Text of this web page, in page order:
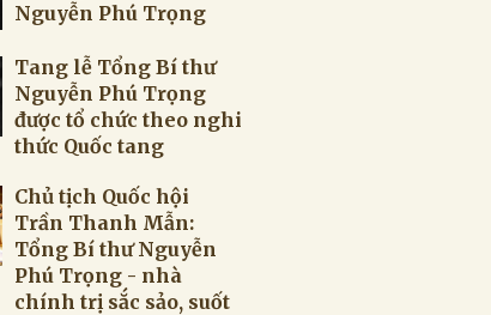
Nguyễn Phú Trọng
Tang lễ Tổng Bí thư
Nguyễn Phú Trọng
được tổ chức theo nghi
thức Quốc tang
Chủ tịch Quốc hội
Trần Thanh Mẫn:
Tổng Bí thư Nguyễn
Phú Trọng - nhà
chính trị sắc sảo, suốt